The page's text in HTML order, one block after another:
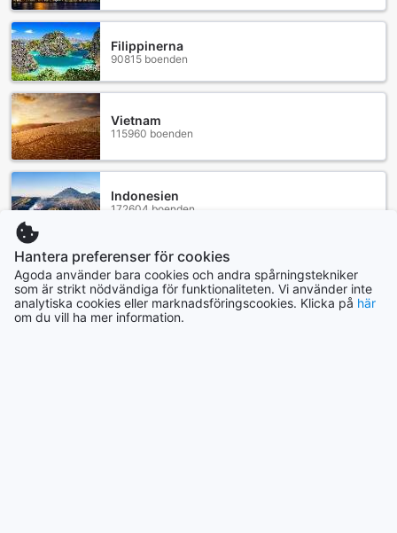
Filippinerna
90815 boenden
Vietnam
115960 boenden
Indonesien
172604 boenden
Visa mer
Se alla
Hantera preferenser för cookies
Agoda använder bara cookies och andra spårningstekniker
som är strikt nödvändiga för funktionaliteten. Vi använder inte
analytiska cookies eller marknadsföringscookies. Klicka på här
om du vill ha mer information.